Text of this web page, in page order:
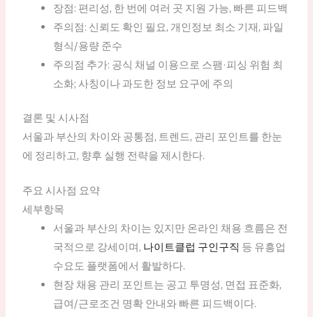
장점: 편리성, 한 번에 여러 곳 지원 가능, 빠른 피드백
주의점: 신뢰도 확인 필요, 개인정보 최소 기재, 파일
형식/용량 준수
주의점 추가: 공식 채널 이용으로 스팸·피싱 위험 최
소화; 사칭이나 과도한 정보 요구에 주의
결론 및 시사점
서울과 부산의 차이와 공통점, 트렌드, 관리 포인트를 한눈
에 정리하고, 향후 실행 전략을 제시한다.
주요 시사점 요약
세부항목
서울과 부산의 차이는 있지만 온라인 채용 흐름은 전
국적으로 강세이며, 나이트클럽 구인구직 등 유흥업
수요도 플랫폼에서 활발하다.
현장 채용 관리 포인트는 공고 투명성, 면접 표준화,
급여/근로조건 명확 안내와 빠른 피드백이다.